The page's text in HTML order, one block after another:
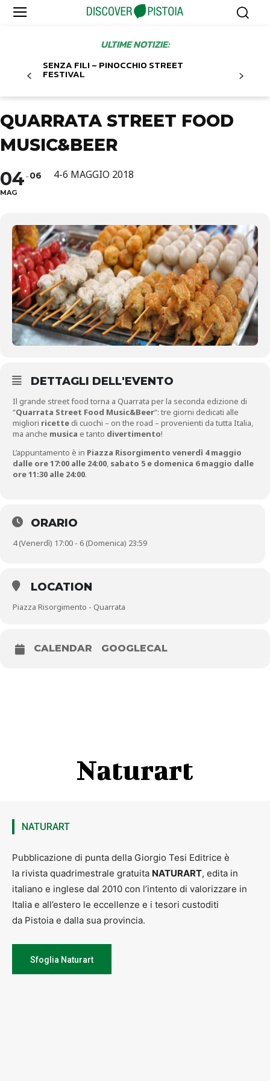
ULTIME NOTIZIE:
SENZA FILI – PINOCCHIO STREET
FESTIVAL
QUARRATA STREET FOOD
MUSIC&BEER
04
MAG
06 4-6 MAGGIO 2018
DETTAGLI DELL'EVENTO
Il grande street food torna a Quarrata per la seconda edizione di
“Quarrata Street Food Music&Beer“: tre giorni dedicati alle
migliori ricette di cuochi – on the road – provenienti da tutta Italia,
ma anche musica e tanto divertimento!
L’appuntamento è in Piazza Risorgimento venerdì 4 maggio
dalle ore 17:00 alle 24:00, sabato 5 e domenica 6 maggio dalle
ore 11:30 alle 24:00.
ORARIO
4 (Venerdì) 17:00 - 6 (Domenica) 23:59
LOCATION
Piazza Risorgimento - Quarrata
CALENDAR GOOGLECAL
Naturart
NATURART
Pubblicazione di punta della Giorgio Tesi Editrice è
la rivista quadrimestrale gratuita NATURART, edita in
italiano e inglese dal 2010 con l’intento di valorizzare in
Italia e all’estero le eccellenze e i tesori custoditi
da Pistoia e dalla sua provincia.
Sfoglia Naturart